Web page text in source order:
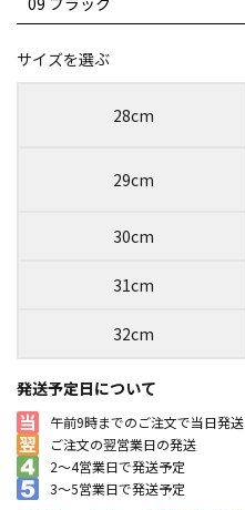
サイズを選ぶ
28cm
29cm
30cm
31cm
32cm
発送予定日について
午前9時までのご注文で当日発送
ご注文の翌営業日の発送
2～4営業日で発送予定
3～5営業日で発送予定